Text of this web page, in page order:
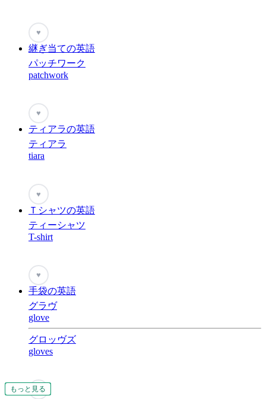
もっと見る
もっと見る
もっと見る
もっと見る
もっと見る
もっと見る
もっと見る
もっと見る
もっと見る
もっと見る
♥
継ぎ当ての英語
パッチワーク
patchwork
♥
ティアラの英語
ティアラ
tiara
♥
Ｔシャツの英語
ティーシャツ
T-shirt
♥
手袋の英語
グラヴ
glove
グロッヴズ
gloves
もっと見る
♥
もっと見る
もっと見る
もっと見る